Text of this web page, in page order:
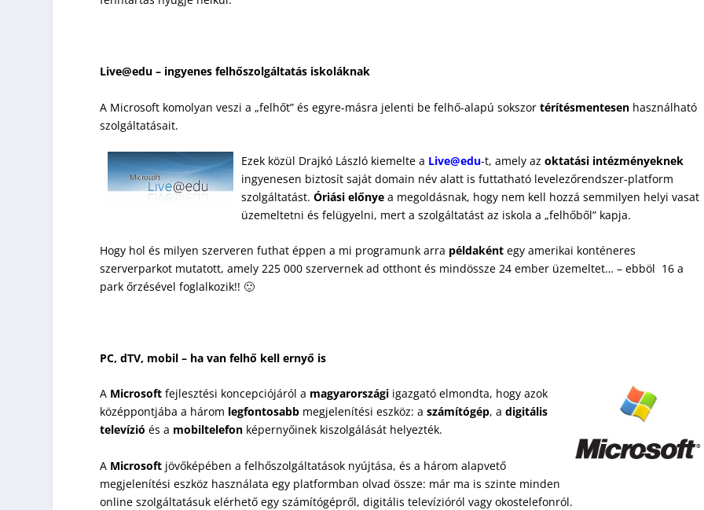
Live@edu – ingyenes felhőszolgáltatás iskoláknak
A Microsoft komolyan veszi a „felhőt” és egyre-másra jelenti be felhő-alapú sokszortérítésmentesen használható
szolgáltatásait.
Ezek közül Drajkó László kiemelte a Live@edu-t, amely azoktatási intézményeknek
ingyenesen biztosít saját domain név alatt is futtatható levelezőrendszer-platform
szolgáltatást.Óriási előnye a megoldásnak, hogy nem kell hozzá semmilyen helyi vasat
üzemeltetni és felügyelni, mert a szolgáltatást az iskola a „felhőből” kapja.
Hogy hol és milyen szerveren futhat éppen a mi programunk arra példakéntegy amerikai konténeres
szerverparkot mutatott, amely 225 000 szervernek ad otthont és mindössze 24 ember üzemeltet… – ebböl 16 a
park őrzésével foglalkozik!! 🙂
PC, dTV, mobil – ha van felhő kell ernyő is
A Microsoftfejlesztési koncepciójáról a magyarországi igazgató elmondta, hogy azok
középpontjába a három legfontosabb megjelenítési eszköz: aszámítógép, adigitális
televízióés a mobiltelefon képernyőinek kiszolgálását helyezték.
A Microsoft jövőképében a felhőszolgáltatások nyújtása, és a három alapvető
megjelenítési eszköz használata egy platformban olvad össze: már ma is szinte minden
online szolgáltatásuk elérhető egy számítógépről, digitális televízióról vagy okostelefonról.